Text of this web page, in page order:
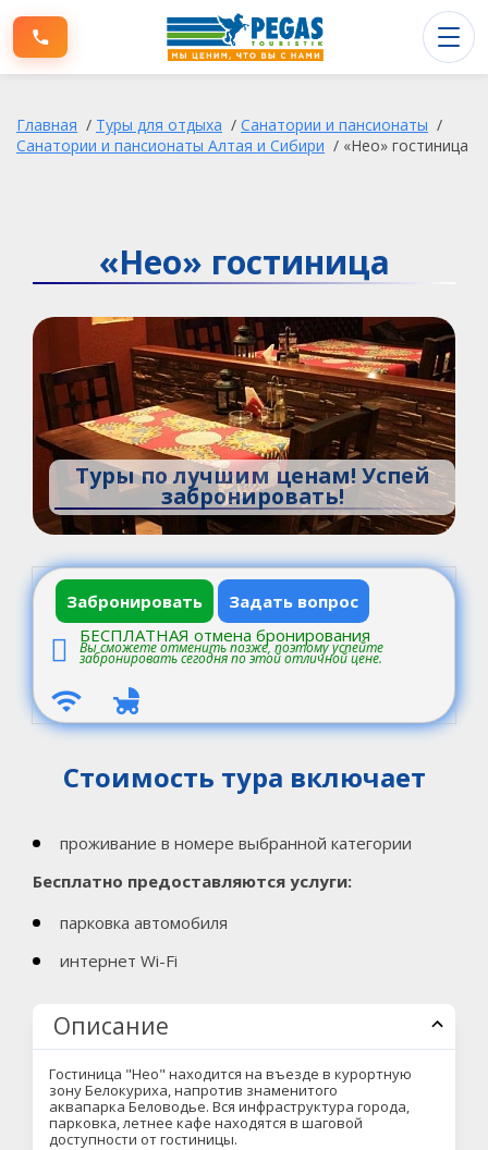
Туры по России
Главная / Туры для отдыха / Санатории и пансионаты /
Санатории и пансионаты Алтая и Сибири / «Нео» гостиница
«Нео» гостиница
Туры по лучшим ценам! Успей
забронировать!
Забронировать
Задать вопрос
БЕСПЛАТНАЯ отмена бронирования
Вы сможете отменить позже, поэтому успейте
забронировать сегодня по этой отличной цене.
Стоимость тура включает
проживание в номере выбранной категории
Бесплатно предоставляются услуги:
парковка автомобиля
интернет Wi-Fi
Описание
Гостиница "Нео" находится на въезде в курортную
зону Белокуриха, напротив знаменитого
аквапарка Беловодье. Вся инфраструктура города,
парковка, летнее кафе находятся в шаговой
доступности от гостиницы.